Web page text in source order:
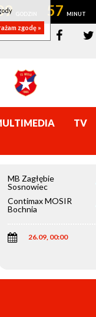
57
TV
MB Zagłębie
Sosnowiec
Contimax MOSIR
Bochnia
26.09, 00:00
zgodę »